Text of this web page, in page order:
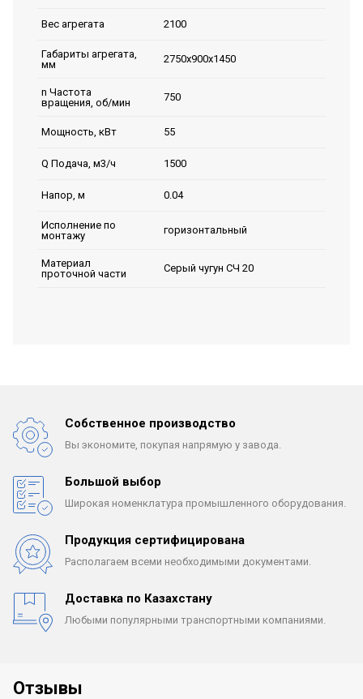
Вес агрегата 2100
Габариты агрегата,
мм
2750х900х1450
n Частота
вращения, об/мин
750
Мощность, кВт 55
Q Подача, м3/ч 1500
Напор, м 0.04
Исполнение по
монтажу
горизонтальный
Материал
проточной части
Серый чугун СЧ 20
Собственное производство
Вы экономите, покупая напрямую у завода.
Большой выбор
Широкая номенклатура промышленного оборудования.
Продукция сертифицирована
Располагаем всеми необходимыми документами.
Доставка по Казахстану
Любыми популярными транспортными компаниями.
Отзывы